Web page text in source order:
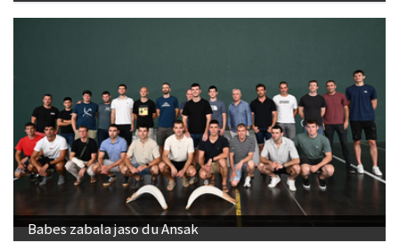
Babes zabala jaso du Ansak